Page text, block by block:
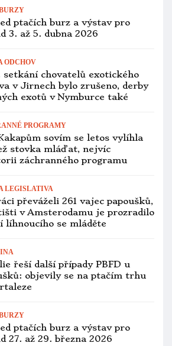
LEGISLATIVA
Obchoduje prý i
LEGISLATIVA
soud o týrané papoušky,
se domáhala původní
ptačích burz a výstav pro
30. ledna až 1. února 2026
ZAHRADY
s chovatelskými
přijede záchranná stanice